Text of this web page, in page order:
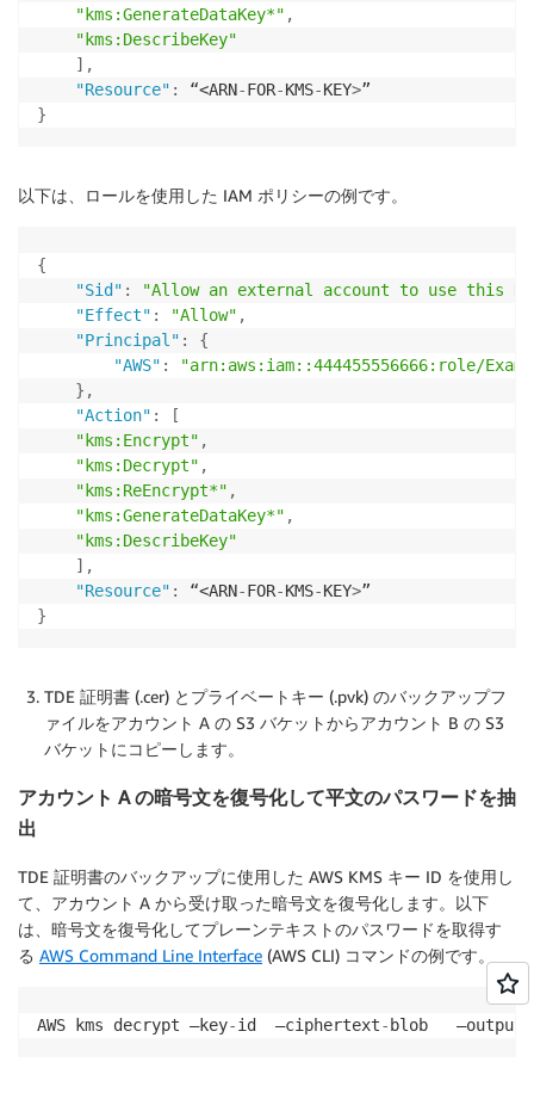
"kms:GenerateDataKey*" ,
"kms:DescribeKey"
] ,
"Resource" : “<ARN-FOR-KMS-KEY>
}
以下は、ロールを使用した IAM ポリシーの例です。
{
"Sid" :
"Allow an external account to use this
"Effect" : "Allow" ,
"Principal" :
{
"AWS" :
"arn:aws:iam::444455556666:role/
} ,
"Action" :
[
"kms:Encrypt" ,
"kms:Decrypt" ,
"kms:ReEncrypt*" ,
"kms:GenerateDataKey*" ,
"kms:DescribeKey"
] ,
"Resource" : “<ARN-FOR-KMS-KEY>
}
TDE 証明書 (.cer) とプライベートキー (.pvk) のバックアップフ
ァイルをアカウント A の S3 バケットからアカウント B の S3
バケットにコピーします。
アカウント A の暗号文を復号化して平文のパスワードを抽
出
TDE 証明書のバックアップに使用した AWS KMS キー ID を使用し
て、アカウント A から受け取った暗号文を復号化します。以下
は、暗号文を復号化してプレーンテキストのパスワードを取得す
る AWS Command Line Interface (AWS CLI) コマンドの例です。
AWS kms decrypt —key-id  —ciphertext- blob